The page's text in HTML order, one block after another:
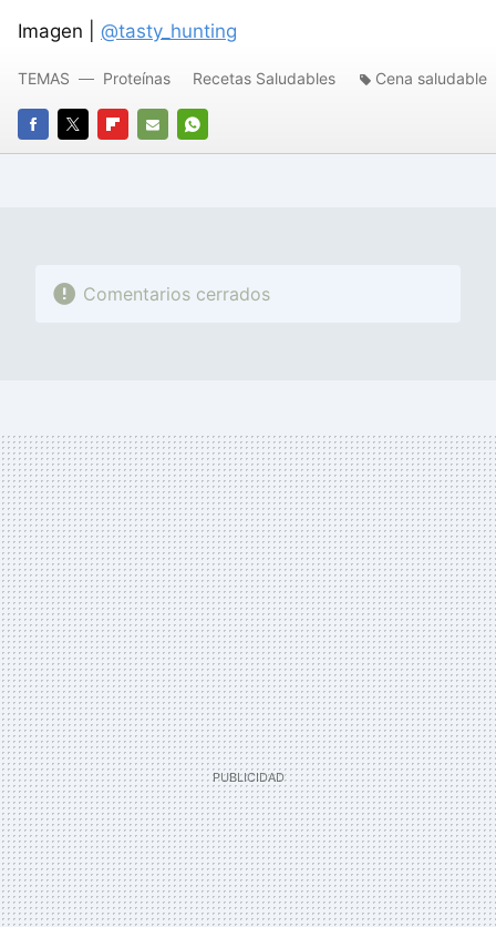
Imagen | @tasty_hunting
FACEBOOK
TWITTERFLIPBOARD
E-
WHATSAPP
TEMAS Proteínas Recetas Saludables Cena saludable
Comentarios cerrados